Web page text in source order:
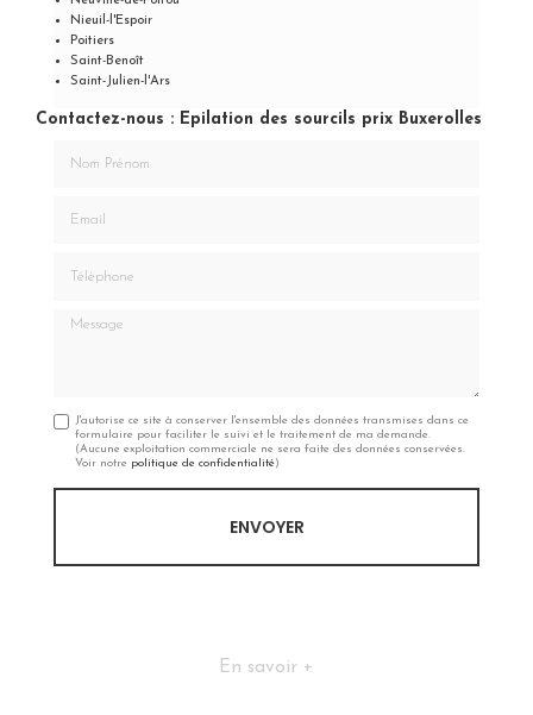
Nieuil-l'Espoir
Poitiers
Saint-Benoît
Saint-Julien-l'Ars
Contactez-nous : Epilation des sourcils prix Buxerolles
Message
J'autorise ce site à conserver l'ensemble des données transmises dans ce
formulaire pour faciliter le suivi et le traitement de ma demande.
(Aucune exploitation commerciale ne sera faite des données conservées.
Voir notre politique de confidentialité)
En savoir +